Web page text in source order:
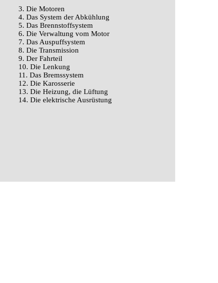
3. Die Motoren
4. Das System der Abkühlung
5. Das Brennstoffsystem
6. Die Verwaltung vom Motor
7. Das Auspuffsystem
8. Die Transmission
9. Der Fahrteil
10. Die Lenkung
11. Das Bremssystem
12. Die Karosserie
13. Die Heizung, die Lüftung
14. Die elektrische Ausrüstung